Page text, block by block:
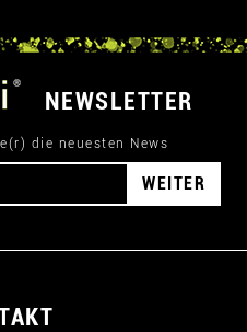
NEWSLETTER
die neuesten News
WEITER